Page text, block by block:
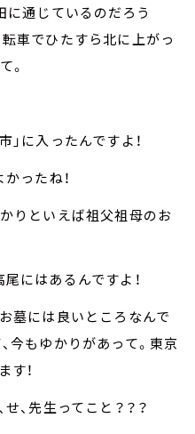
に通じているのだろう
車でひたすら北に上がっ
。
」に入ったんですよ！
かったね！
りといえば祖父祖母のお
にはあるんですよ！
墓には良いところなんで
今もゆかりがあって。東京
す！
、先生ってこと？？？